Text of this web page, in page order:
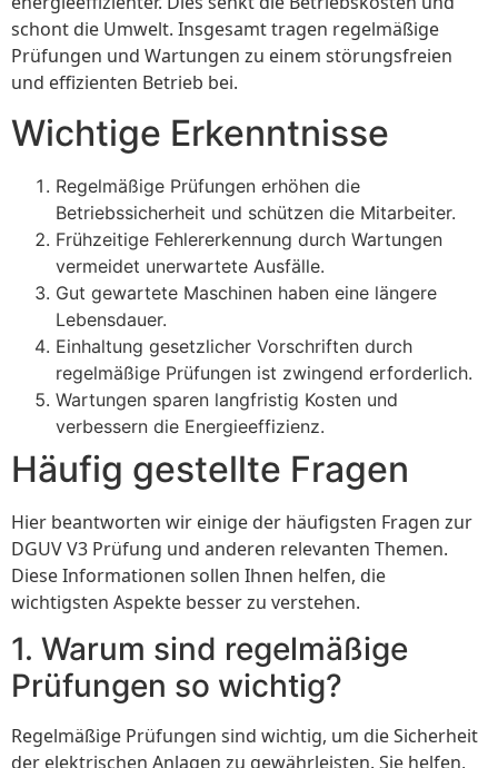
schont die Umwelt. Insgesamt tragen regelmäßige
Prüfungen und Wartungen zu einem störungsfreien
und effizienten Betrieb bei.
Wichtige Erkenntnisse
Regelmäßige Prüfungen erhöhen die
Betriebssicherheit und schützen die Mitarbeiter.
Frühzeitige Fehlererkennung durch Wartungen
vermeidet unerwartete Ausfälle.
Gut gewartete Maschinen haben eine längere
Lebensdauer.
Einhaltung gesetzlicher Vorschriften durch
regelmäßige Prüfungen ist zwingend erforderlich.
Wartungen sparen langfristig Kosten und
verbessern die Energieeffizienz.
Häufig gestellte Fragen
Hier beantworten wir einige der häufigsten Fragen zur
DGUV V3 Prüfung und anderen relevanten Themen.
Diese Informationen sollen Ihnen helfen, die
wichtigsten Aspekte besser zu verstehen.
1. Warum sind regelmäßige
Prüfungen so wichtig?
Regelmäßige Prüfungen sind wichtig, um die Sicherheit
der elektrischen Anlagen zu gewährleisten. Sie helfen,